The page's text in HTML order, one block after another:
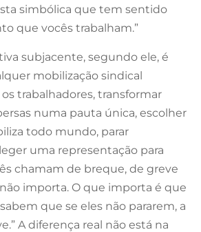
simbólica que tem sentido
que vocês trabalham.”
subjacente, segundo ele, é
mobilização sindical
trabalhadores, transformar
numa pauta única, escolher
todo mundo, parar
uma representação para
chamam de breque, de greve
importa. O que importa é que
que se eles não pararem, a
A diferença real não está na